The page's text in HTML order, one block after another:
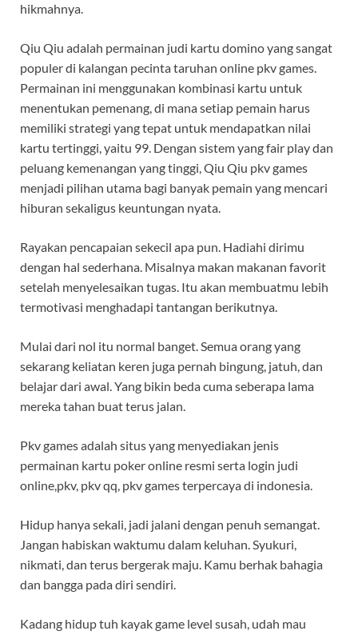
hikmahnya.
Qiu Qiu adalah permainan judi kartu domino yang sangat
populer di kalangan pecinta taruhan online pkv games.
Permainan ini menggunakan kombinasi kartu untuk
menentukan pemenang, di mana setiap pemain harus
memiliki strategi yang tepat untuk mendapatkan nilai
kartu tertinggi, yaitu 99. Dengan sistem yang fair play dan
peluang kemenangan yang tinggi, Qiu Qiu pkv games
menjadi pilihan utama bagi banyak pemain yang mencari
hiburan sekaligus keuntungan nyata.
Rayakan pencapaian sekecil apa pun. Hadiahi dirimu
dengan hal sederhana. Misalnya makan makanan favorit
setelah menyelesaikan tugas. Itu akan membuatmu lebih
termotivasi menghadapi tantangan berikutnya.
Mulai dari nol itu normal banget. Semua orang yang
sekarang keliatan keren juga pernah bingung, jatuh, dan
belajar dari awal. Yang bikin beda cuma seberapa lama
mereka tahan buat terus jalan.
Pkv games adalah situs yang menyediakan jenis
permainan kartu poker online resmi serta login judi
online,pkv, pkv qq, pkv games terpercaya di indonesia.
Hidup hanya sekali, jadi jalani dengan penuh semangat.
Jangan habiskan waktumu dalam keluhan. Syukuri,
nikmati, dan terus bergerak maju. Kamu berhak bahagia
dan bangga pada diri sendiri.
Kadang hidup tuh kayak game level susah, udah mau